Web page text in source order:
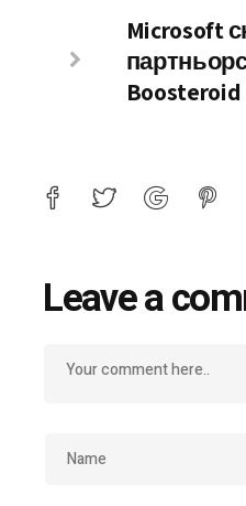
Microsoft
Boosteroid
Leave a